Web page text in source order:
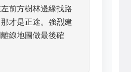
前方樹林邊緣找路
才是正途。強烈建
線地圖做最後確